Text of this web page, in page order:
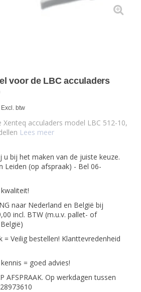
voor de LBC acculaders
Excl. btw
acculaders model LBC 512-10,
Lees meer
u bij het maken van de juiste keuze.
Leiden (op afspraak) - Bel 06-
naar Nederland en België bij
incl. BTW (m.u.v. pallet- of
= Veilig bestellen! Klanttevredenheid
= goed advies!
AFSPRAAK. Op werkdagen tussen